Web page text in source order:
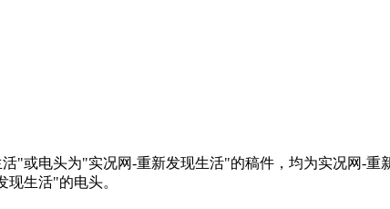
"或电头为"实况网-重新发现生活"的稿件，均为实况网-
生活"的电头。